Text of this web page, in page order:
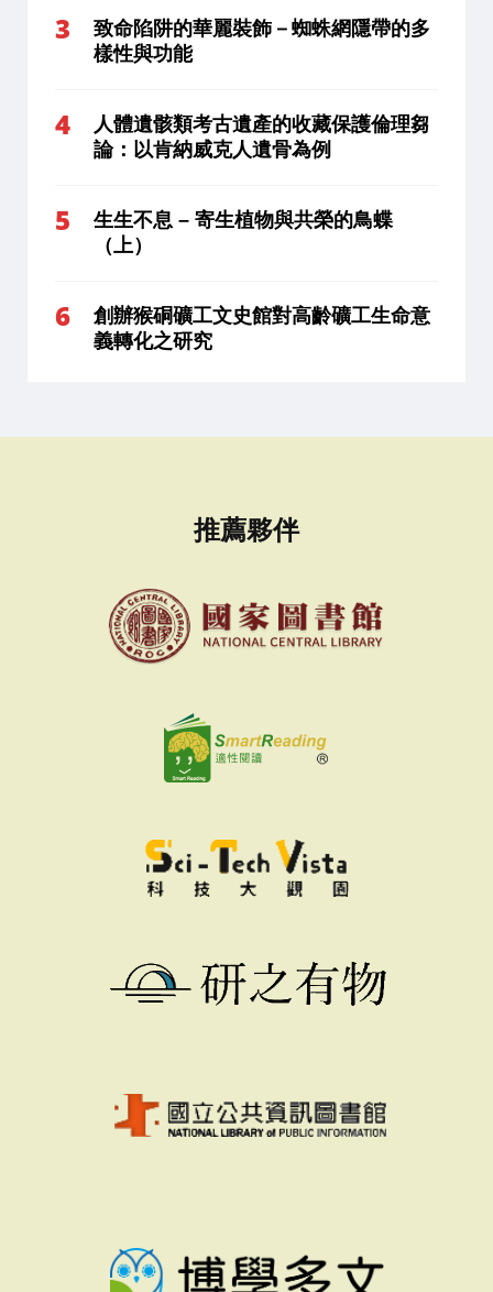
致命陷阱的華麗裝飾－蜘蛛網隱帶的多
樣性與功能
人體遺骸類考古遺產的收藏保護倫理芻
論：以肯納威克人遺骨為例
生生不息 – 寄生植物與共榮的鳥蝶
（上）
創辦猴硐礦工文史館對高齡礦工生命意
義轉化之研究
推薦夥伴